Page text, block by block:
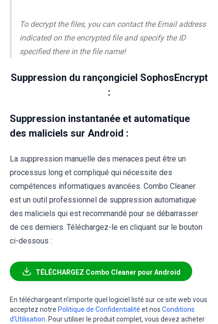
To decrypt the files, you can contact the Email address
indicated on the encrypted file and specify the ID
specified there in the file name!
Suppression du rançongiciel SophosEncrypt
:
Suppression instantanée et automatique
des maliciels sur Android :
La suppression manuelle des menaces peut être un
processus long et compliqué qui nécessite des
compétences informatiques avancées. Combo Cleaner
est un outil professionnel de suppression automatique
des maliciels qui est recommandé pour se débarrasser
de ces derniers. Téléchargez-le en cliquant sur le bouton
ci-dessous :
TÉLÉCHARGEZ Combo Cleaner pour Android
En téléchargeant n'importe quel logiciel listé sur ce site web vous
acceptez notre Politique de Confidentialité et nos Conditions
d’Utilisation. Pour utiliser le produit complet, vous devez acheter